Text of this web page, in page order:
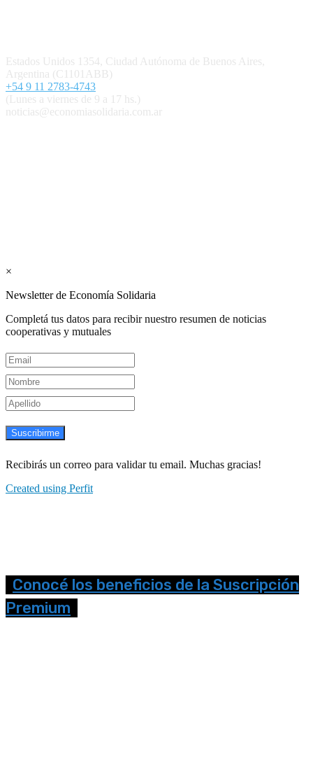
Estados Unidos 1354, Ciudad Autónoma de Buenos Aires,
Argentina (C1101ABB)
+54 9 11 2783-4743
(Lunes a viernes de 9 a 17 hs.)
noticias@economiasolidaria.com.ar
×
Newsletter de Economía Solidaria
Completá tus datos para recibir nuestro resumen de noticias
cooperativas y mutuales
Suscribirme
Recibirás un correo para validar tu email. Muchas gracias!
Created using Perfit
Conocé los beneficios de la Suscripción
Premium